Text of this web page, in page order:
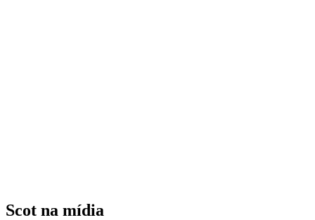
Scot na mídia